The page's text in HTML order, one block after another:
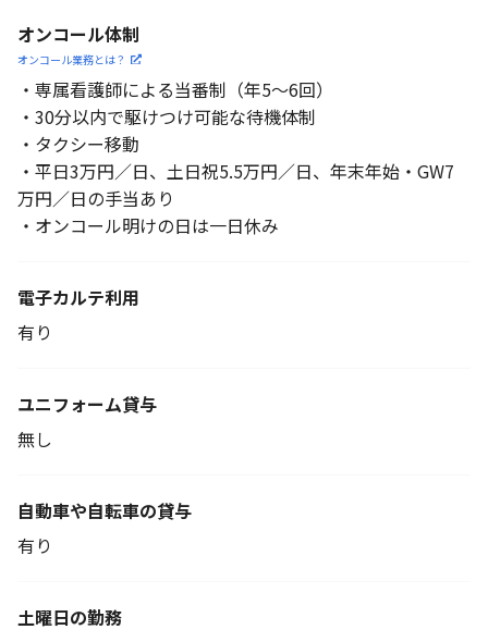
オンコール体制
オンコール業務とは？
・専属看護師による当番制（年5～6回）
・30分以内で駆けつけ可能な待機体制
・タクシー移動
・平日3万円／日、土日祝5.5万円／日、年末年始・GW7
万円／日の手当あり
・オンコール明けの日は一日休み
電子カルテ利用
有り
ユニフォーム貸与
無し
自動車や自転車の貸与
有り
土曜日の勤務